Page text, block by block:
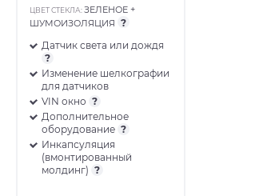
ЦВЕТ СТЕКЛА:ЗЕЛЕНОЕ +
ШУМОИЗОЛЯЦИЯ ?
Датчик света или дождя
?
Изменение шелкографии
для датчиков
VIN окно ?
Дополнительное
оборудование ?
Инкапсуляция
(вмонтированный
молдинг) ?